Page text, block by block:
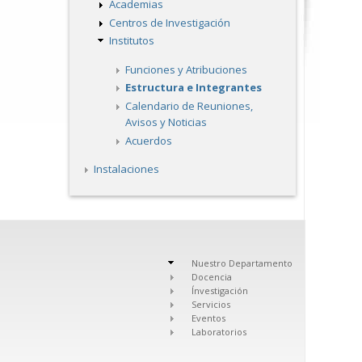
Academias
Centros de Investigación
Institutos
Funciones y Atribuciones
Estructura e Integrantes
Calendario de Reuniones,
Avisos y Noticias
Acuerdos
Instalaciones
Nuestro Departamento
Docencia
Ínvestigación
Servicios
Eventos
Laboratorios